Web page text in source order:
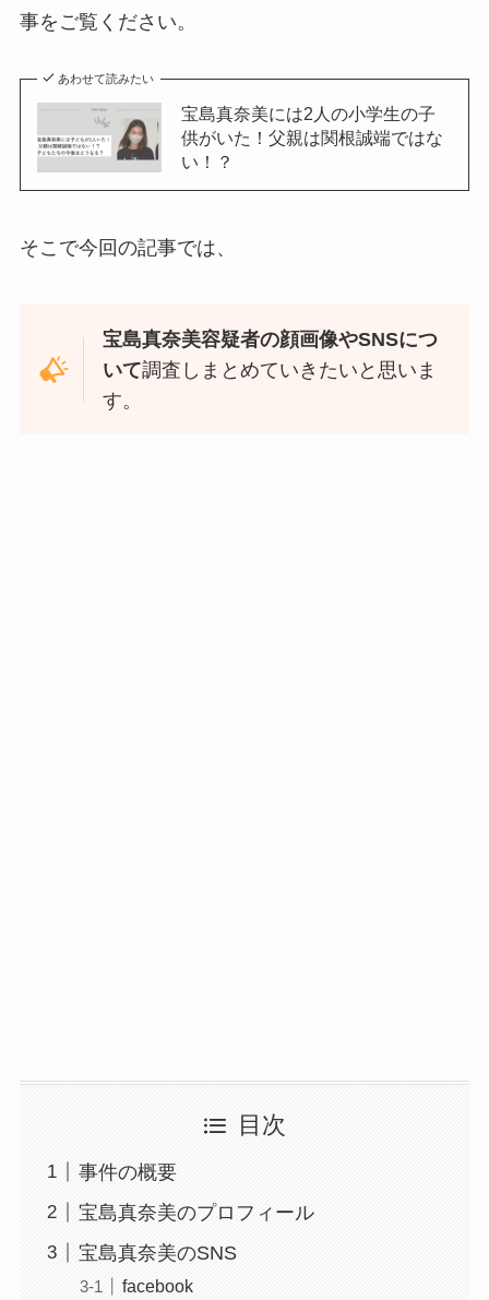
事をご覧ください。
あわせて読みたい
宝島真奈美には2人の小学生の子
供がいた！父親は関根誠端ではな
い！？
そこで今回の記事では、
宝島真奈美容疑者の顔画像やSNSにつ
いて調査しまとめていきたいと思いま
す。
目次
事件の概要
宝島真奈美のプロフィール
宝島真奈美のSNS
facebook